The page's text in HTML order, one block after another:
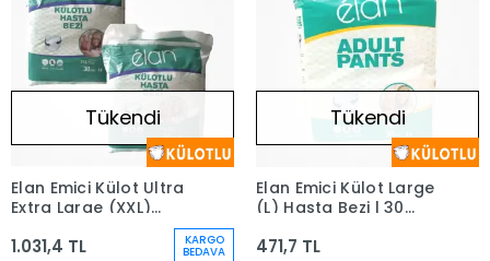
Tükendi
Elan Emici Külot Ultra
Extra Large (XXL)
Hasta Bezi | 2 x 30'lu
Paket (60 Adet)
1.031,4 TL KARGO
BEDAVA
Tükendi
Elan Emici Külot Large
(L) Hasta Bezi | 30
471,7 TL